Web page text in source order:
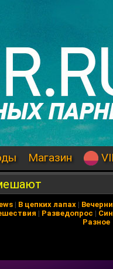
Магазин
| В цепких лапах |
| Разведопрос |
Разное